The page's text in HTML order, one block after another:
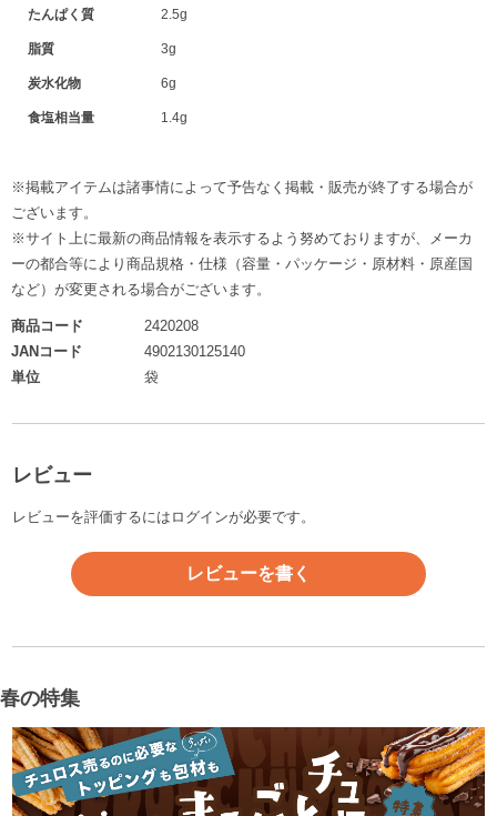
商品コード
2420208
JANコード
4902130125140
単位
袋
たんぱく質 2.5g
脂質 3g
炭水化物 6g
食塩相当量 1.4g
※掲載アイテムは諸事情によって予告なく掲載・販売が終了する場合が
ございます。
※サイト上に最新の商品情報を表示するよう努めておりますが、メーカ
ーの都合等により商品規格・仕様（容量・パッケージ・原材料・原産国
など）が変更される場合がございます。
レビュー
レビューを評価するには ログインが必要です。
レビューを書く
春の特集